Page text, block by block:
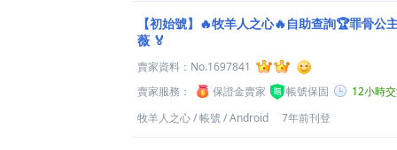
【初始號】🔥牧羊人之心🔥自助查詢🏆罪骨
薇 🏅
賣家資料： No.1697841
賣家服務：
保證金賣家 帳號保固
12小時
牧羊人之心/帳號/Android 7年前刊登